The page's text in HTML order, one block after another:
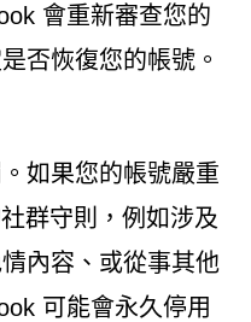
會重新審查您的
否恢復您的帳號。
如果您的帳號嚴重
群守則，例如涉及
內容、或從事其他
可能會永久停用